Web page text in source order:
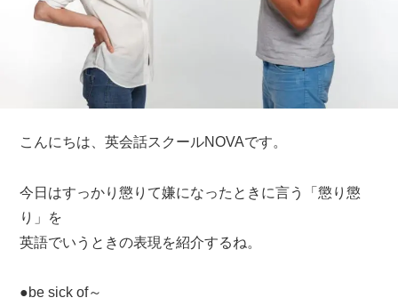
こんにちは、英会話スクールNOVAです。
今日はすっかり懲りて嫌になったときに言う「懲り懲
り」を
英語でいうときの表現を紹介するね。
●be sick of～